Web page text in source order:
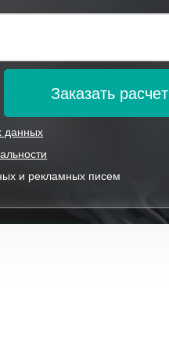
Заказать расчет
данных
и рекламных писем